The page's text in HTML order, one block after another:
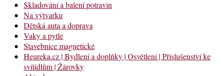
Skladování a balení potravin
Na výtvarku
Dětská auta a doprava
Vaky a pytle
Stavebnice magnetické
Heureka.cz | Bydlení a doplňky | Osvětlení | Příslušenství ke
svítidlům | Žárovky